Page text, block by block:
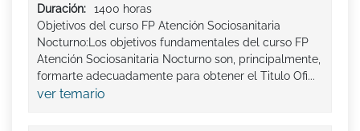
Duración:
1400 horas
Objetivos del curso FP Atención Sociosanitaria
Nocturno:Los objetivos fundamentales del curso FP
Atención Sociosanitaria Nocturno son, principalmente,
formarte adecuadamente para obtener el Titulo Ofi...
ver temario